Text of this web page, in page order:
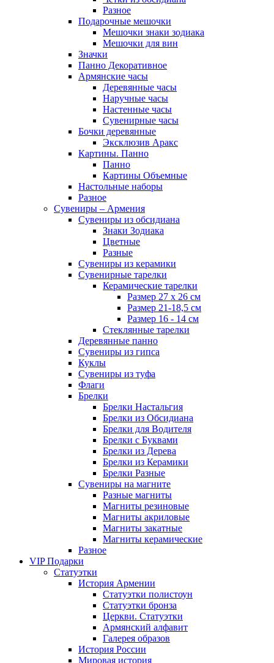
Разное
Подарочные мешочки
Мешочки знаки зодиака
Мешочки для вин
Значки
Панно Декоративное
Армянские часы
Деревянные часы
Наручные часы
Настенные часы
Сувенирные часы
Бочки деревянные
Эксклюзив Аракс
Картины. Панно
Панно
Картины Объемные
Настольные наборы
Разное
Сувениры – Армения
Сувениры из обсидиана
Знаки Зодиака
Цветные
Разные
Сувениры из керамики
Сувенирные тарелки
Керамические тарелки
Размер 27 х 26 см
Размер 21-18,5 см
Размер 16 - 14 см
Стеклянные тарелки
Деревянные панно
Сувениры из гипса
Куклы
Сувениры из туфа
Флаги
Брелки
Брелки Настальгия
Брелки из Обсидиана
Брелки для Водителя
Брелки с Буквами
Брелки из Дерева
Брелки из Керамики
Брелки Разные
Сувениры на магните
Разные магниты
Магниты резиновые
Магниты акриловые
Магниты закатные
Магниты керамические
Разное
VIP Подарки
Статуэтки
История Армении
Статуэтки полистоун
Статуэтки бронза
Церкви. Статуэтки
Армянский алфавит
Галерея образов
История России
Мировая история